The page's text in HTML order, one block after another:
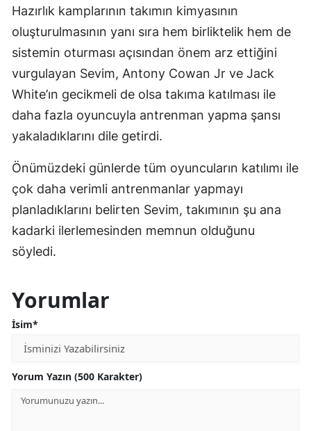
Hazırlık kamplarının takımın kimyasının
oluşturulmasının yanı sıra hem birliktelik hem de
sistemin oturması açısından önem arz ettiğini
vurgulayan Sevim, Antony Cowan Jr ve Jack
White’ın gecikmeli de olsa takıma katılması ile
daha fazla oyuncuyla antrenman yapma şansı
yakaladıklarını dile getirdi.
Önümüzdeki günlerde tüm oyuncuların katılımı ile
çok daha verimli antrenmanlar yapmayı
planladıklarını belirten Sevim, takımının şu ana
kadarki ilerlemesinden memnun olduğunu
söyledi.
Yorumlar
İsim*
Yorum Yazın (500 Karakter)